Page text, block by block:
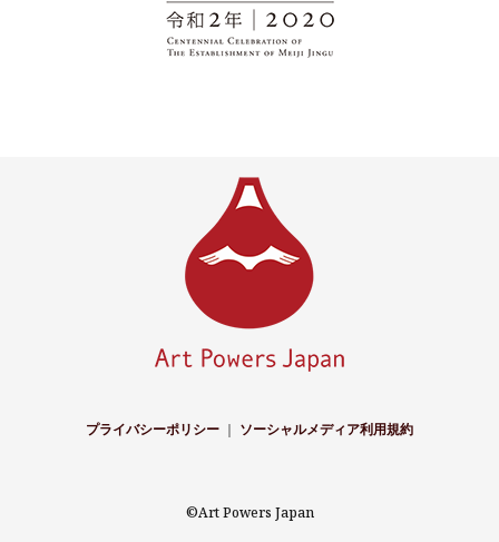
プライバシーポリシー ｜ ソーシャルメディア利用規約
©Art Powers Japan